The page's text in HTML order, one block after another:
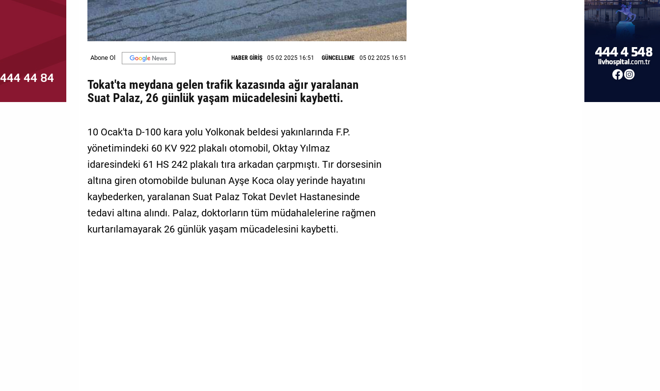
Künye
İletişim
HABER GİRİŞ 05 02 2025 16:51 GÜNCELLEME 05 02 2025 16:51
Tokat'ta meydana gelen trafik kazasında ağır yaralanan
Suat Palaz, 26 günlük yaşam mücadelesini kaybetti.
10 Ocak'ta D-100 kara yolu Yolkonak beldesi yakınlarında F.P.
yönetimindeki 60 KV 922 plakalı otomobil, Oktay Yılmaz
idaresindeki 61 HS 242 plakalı tıra arkadan çarpmıştı. Tır dorsesinin
altına giren otomobilde bulunan Ayşe Koca olay yerinde hayatını
kaybederken, yaralanan Suat Palaz Tokat Devlet Hastanesinde
tedavi altına alındı. Palaz, doktorların tüm müdahalelerine rağmen
kurtarılamayarak 26 günlük yaşam mücadelesini kaybetti.